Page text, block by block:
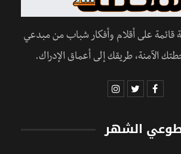
قائمة على أقلام وأفكار شباب من مبدعي
الآمنة، طريقك إلى أعماق الإدراك.
الشهر